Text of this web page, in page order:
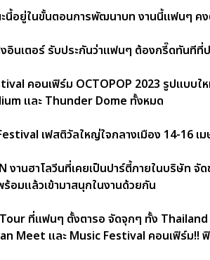
นี้อยู่ในขั้นตอนการพัฒนาบท งานนี้แฟนๆ ค
อินเตอร์ รับประกันว่าแฟนๆ ต้องกรี๊ดทันทีที่
คอนเฟิร์ม OCTOPOP 2023 รูปแบบ
และ Thunder Dome ทั้งหมด
เฟสติวัลใหญ่ใจกลางเมือง 14-16
งานฮาโลวีนที่เคยเป็นปาร์ตี้ภายในบริษัท
ร้อมแล้วเข้ามาสนุกในงานด้วยกัน
ที่แฟนๆ ตั้งตารอ จัดจุกๆ ทั้ง
Meet และ Music Festival คอนเฟิร์ม!!